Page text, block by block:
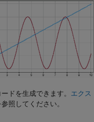
ドを生成できます。 エクス
参照してください。